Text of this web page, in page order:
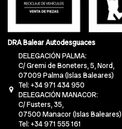
DRA Balear Autodesguaces
DELEGACIÓN PALMA:
C/ Gremi de Boneters, 5, Nord,
07009 Palma (Islas Baleares)
Tel: +34 971 434 950
DELEGACIÓN MANACOR:
C/ Fusters, 35,
07500 Manacor (Islas Baleares)
Tel: +34 971 555 161